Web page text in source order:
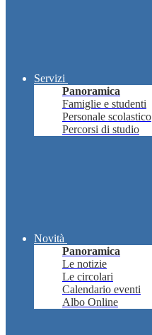
Servizi
Panoramica
Famiglie e studenti
Personale scolastico
Percorsi di studio
Novità
Panoramica
Le notizie
Le circolari
Calendario eventi
Albo Online